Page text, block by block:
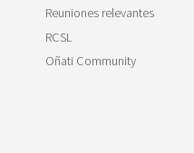
Reuniones relevantes
RCSL
Oñati Community